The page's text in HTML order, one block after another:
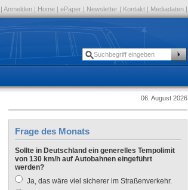
| Anmelden | Home | ePaper | Newsletter | Kontakt | Mediadaten |
06. August 2026
Frage des Monats
Sollte in Deutschland ein generelles Tempolimit
von 130 km/h auf Autobahnen eingeführt
werden?
Ja, das wäre viel sicherer im Straßenverkehr.